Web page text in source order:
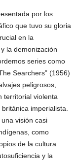
por los
que tuvo su gloria
en la
la demonización
series como
Searchers” (1956)
peligrosos,
territorial violenta
imperialista.
visión casi
como
de la cultura
y la